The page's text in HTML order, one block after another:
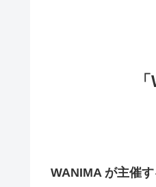
WANIMA が主催